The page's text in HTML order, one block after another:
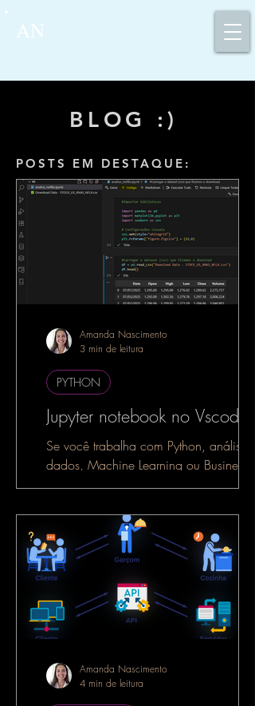
AN
BLOG :)
POSTS EM DESTAQUE:
Jupyter notebook no Vscode
Se você trabalha com Python, análise de
dados, Machine Learning ou Business
Intelligence, é muito provável que já
PYTHON
Amanda Nascimento
3 min de leitura
Amanda Nascimento
4 min de leitura